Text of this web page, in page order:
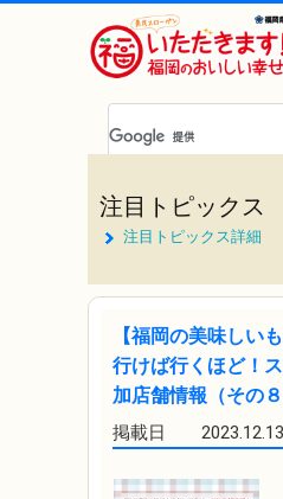
注目トピックス
注目トピックス詳細
【福岡の美味しい
行けば行くほど！
加店舗情報（その８
掲載日 2023.12.13